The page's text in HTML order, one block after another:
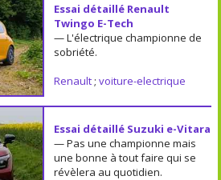
Essai détaillé Renault
Twingo E-Tech
— L'électrique championne de
sobriété.
Renault ; voiture-electrique
Essai détaillé Suzuki e-Vitara
— Pas une championne mais
une bonne à tout faire qui se
révèlera au quotidien.